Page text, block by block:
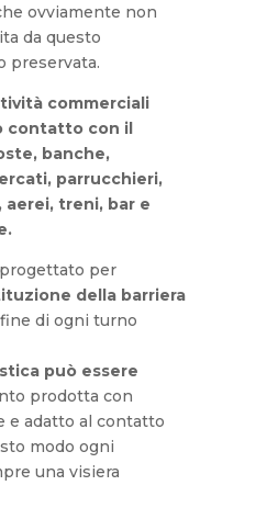
ovviamente non
da questo
preservata.
commerciali
contatto con il
banche,
parrucchieri,
treni, bar e
.
per
della barriera
di ogni turno
può essere
prodotta con
e adatto al contatto
modo ogni
una visiera